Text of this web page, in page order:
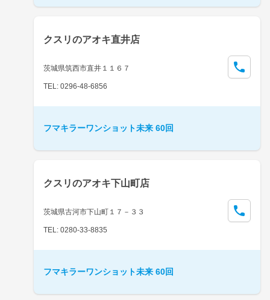
クスリのアオキ直井店
茨城県筑西市直井１１６７
TEL: 0296-48-6856
フマキラーワンショット未来 60回
クスリのアオキ下山町店
茨城県古河市下山町１７－３３
TEL: 0280-33-8835
フマキラーワンショット未来 60回